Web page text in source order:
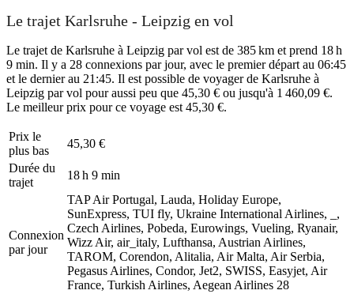
Le trajet Karlsruhe - Leipzig en vol
Le trajet de Karlsruhe à Leipzig par vol est de 385 km et prend 18 h
9 min. Il y a 28 connexions par jour, avec le premier départ au 06:45
et le dernier au 21:45. Il est possible de voyager de Karlsruhe à
Leipzig par vol pour aussi peu que 45,30 € ou jusqu'à 1 460,09 €.
Le meilleur prix pour ce voyage est 45,30 €.
Prix ​​le
plus bas
45,30 €
Durée du
trajet
18 h 9 min
Connexion
par jour
TAP Air Portugal, Lauda, Holiday Europe,
SunExpress, TUI fly, Ukraine International Airlines, _,
Czech Airlines, Pobeda, Eurowings, Vueling, Ryanair,
Wizz Air, air_italy, Lufthansa, Austrian Airlines,
TAROM, Corendon, Alitalia, Air Malta, Air Serbia,
Pegasus Airlines, Condor, Jet2, SWISS, Easyjet, Air
France, Turkish Airlines, Aegean Airlines 28